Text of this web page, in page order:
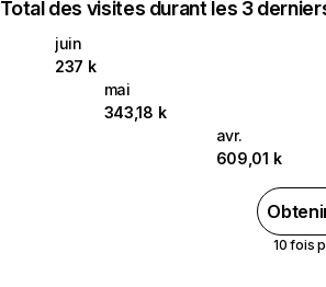
Total des visites durant les 3
juin
237 k
mai
343,18 k
avr.
609,01 k
10 fois